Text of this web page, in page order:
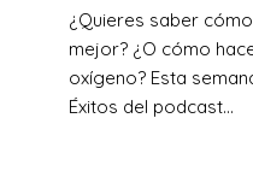
¿Quieres saber
mejor? ¿O cómo
oxígeno? Esta
Éxitos del podcast...